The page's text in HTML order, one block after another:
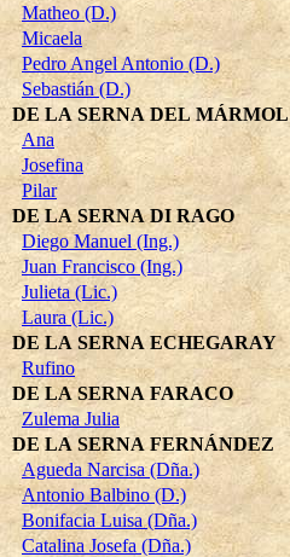
Matheo (D.)
Micaela
Pedro Angel Antonio (D.)
Sebastián (D.)
DE LA SERNA DEL MÁRMOL
Ana
Josefina
Pilar
DE LA SERNA DI RAGO
Diego Manuel (Ing.)
Juan Francisco (Ing.)
Julieta (Lic.)
Laura (Lic.)
DE LA SERNA ECHEGARAY
Rufino
DE LA SERNA FARACO
Zulema Julia
DE LA SERNA FERNÁNDEZ
Agueda Narcisa (Dña.)
Antonio Balbino (D.)
Bonifacia Luisa (Dña.)
Catalina Josefa (Dña.)